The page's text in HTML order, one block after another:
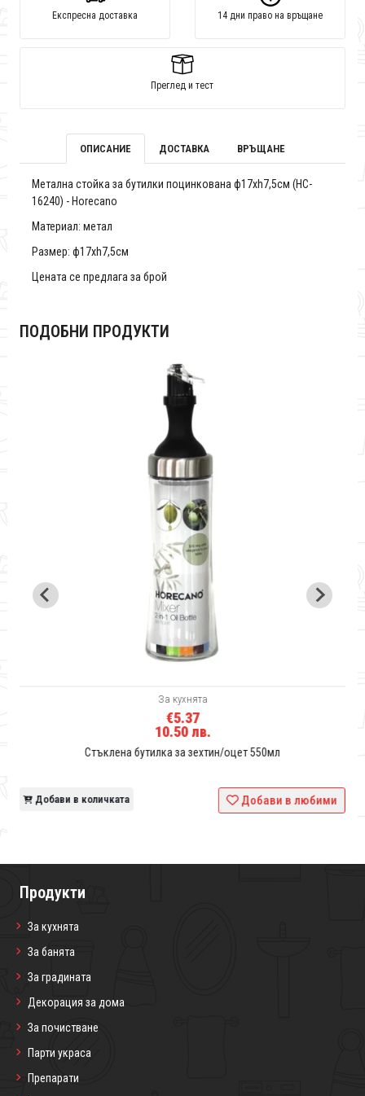
Експресна доставка 14 дни право на връщане
Преглед и тест
ОПИСАНИЕ ДОСТАВКА ВРЪЩАНЕ
Метална стойка за бутилки поцинкована ф17xh7,5см (HC-
16240) - Horecano
Материал: метал
Размер: ф17xh7,5см
Цената се предлага за брой
ПОДОБНИ ПРОДУКТИ
За кухнята
€5.37
10.50 лв.
Стъклена бутилка за зехтин/оцет 550мл
Добави в количката Добави в любими
Продукти
За кухнята
За банята
За градината
Декорация за дома
За почистване
Парти украса
Препарати